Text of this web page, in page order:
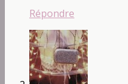
Répondre